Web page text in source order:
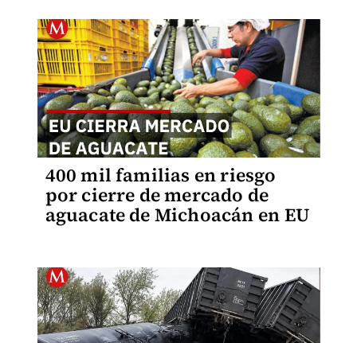
400 mil familias en riesgo
por cierre de mercado de
aguacate de Michoacán en EU